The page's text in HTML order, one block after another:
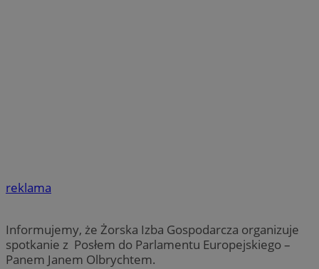
reklama
Informujemy, że Żorska Izba Gospodarcza organizuje
spotkanie z Posłem do Parlamentu Europejskiego –
Panem Janem Olbrychtem.